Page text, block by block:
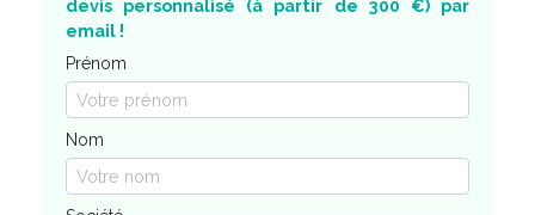
devis personnalisé (à partir de 300 €) par
email !
Prénom
Nom